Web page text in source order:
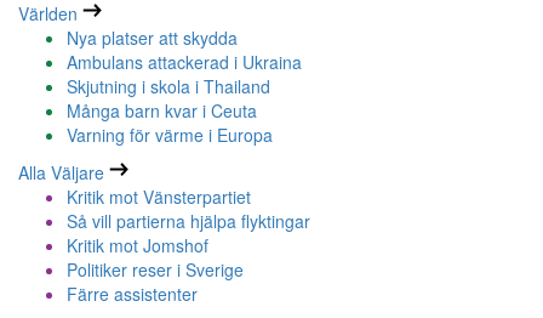
Världen
Nya platser att skydda
Ambulans attackerad i Ukraina
Skjutning i skola i Thailand
Många barn kvar i Ceuta
Varning för värme i Europa
Alla Väljare
Kritik mot Vänsterpartiet
Så vill partierna hjälpa flyktingar
Kritik mot Jomshof
Politiker reser i Sverige
Färre assistenter